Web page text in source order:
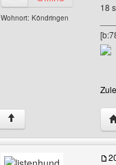
Wohnort: Köndringen
18
↑